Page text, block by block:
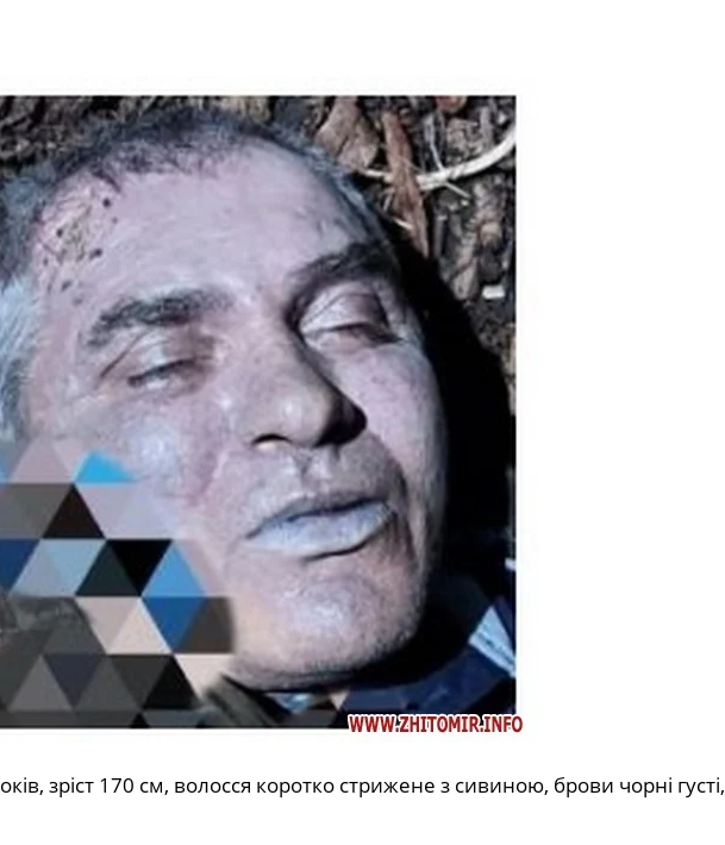
зріст 170 см, волосся коротко стрижене з сивиною, брови чорні густі,